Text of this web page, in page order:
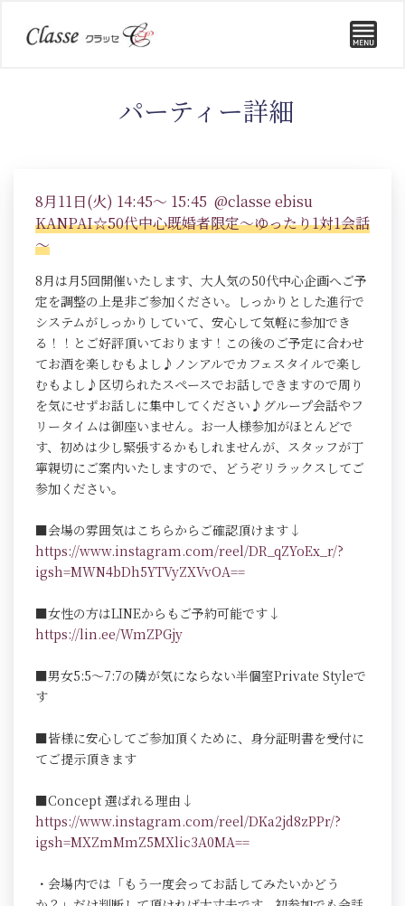
パーティー詳細
8月11日(火) 14:45～ 15:45 @classe ebisu
KANPAI☆50代中心既婚者限定～ゆったり1対1会話
～
8月は月5回開催いたします、大人気の50代中心企画へご予
定を調整の上是非ご参加ください。しっかりとした進行で
システムがしっかりしていて、安心して気軽に参加でき
る！！とご好評頂いております！この後のご予定に合わせ
てお酒を楽しむもよし♪ノンアルでカフェスタイルで楽し
むもよし♪区切られたスペースでお話しできますので周り
を気にせずお話しに集中してください♪グループ会話やフ
リータイムは御座いません。お一人様参加がほとんどで
す、初めは少し緊張するかもしれませんが、スタッフが丁
寧親切にご案内いたしますので、どうぞリラックスしてご
参加ください。
■会場の雰囲気はこちらからご確認頂けます↓
https://www.instagram.com/reel/DR_qZYoEx_r/?
igsh=MWN4bDh5YTVyZXVvOA==
■女性の方はLINEからもご予約可能です↓
https://lin.ee/WmZPGjy
■男女5:5～7:7の隣が気にならない半個室Private Styleで
す
■皆様に安心してご参加頂くために、身分証明書を受付に
てご提示頂きます
■Concept 選ばれる理由↓
https://www.instagram.com/reel/DKa2jd8zPPr/?
igsh=MXZmMmZ5MXlic3A0MA==
・会場内では「もう一度会ってお話してみたいかどう